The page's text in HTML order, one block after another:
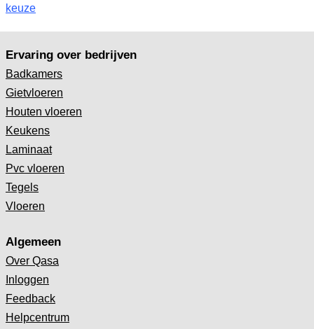
keuze
Ervaring over bedrijven
Badkamers
Gietvloeren
Houten vloeren
Keukens
Laminaat
Pvc vloeren
Tegels
Vloeren
Algemeen
Over Qasa
Inloggen
Feedback
Helpcentrum